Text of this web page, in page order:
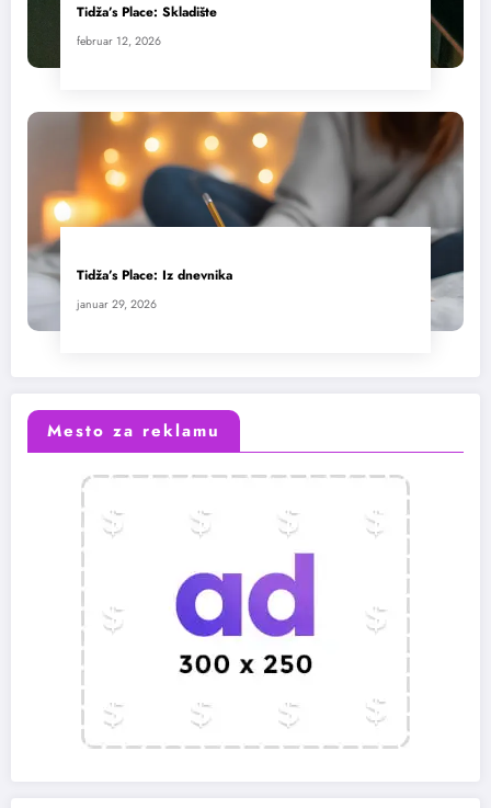
Tidža’s Place: Skladište
februar 12, 2026
Tidža’s Place: Iz dnevnika
januar 29, 2026
Mesto za reklamu